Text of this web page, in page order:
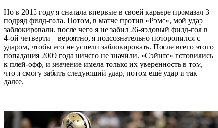
Но в 2013 году я сначала впервые в своей карьере промазал 3
подряд филд-гола. Потом, в матче против «Рэмс», мой удар
заблокировали, после чего я не забил 26-ярдовый филд-гол в
4-ой четверти – вероятно, я подсознательно поторопился с
ударом, чтобы его не успели заблокировать. После всего этого
попадания 2009 года ничего не значили. «Сэйнтс» готовились
к плей-офф, и значение имела только их уверенность в том,
что я смогу забить следующий удар, потом ещё удар и так
далее.